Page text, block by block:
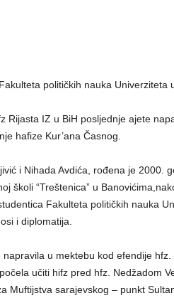
političkih nauka Univerziteta
Rijasta IZ u BiH posljednje ajete
hafize Kur’ana Časnog.
i Nihada Avdića, rođena je 2000.
školi “Treštenica” u
Fakulteta političkih nauka
i diplomatija.
u mektebu kod efendije
učiti hifz pred hfz. Nedžadom
Muftijstva sarajevskog – punkt